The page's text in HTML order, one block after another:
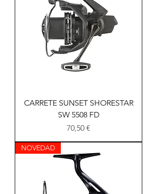
CARRETE SUNSET SHORESTAR
SW 5508 FD
Precio
70,50 €
NOVEDAD